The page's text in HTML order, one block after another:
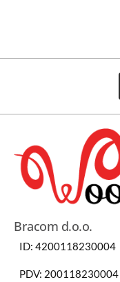
Bracom d.o.o.
ID: 4200118230004
PDV: 200118230004